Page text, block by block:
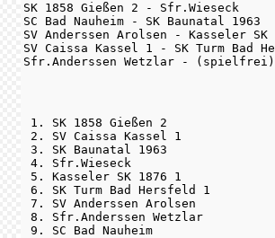
SK 1858 Gießen 2 -
SC Bad Nauheim - SK Baunatal
SV Anderssen Arolsen - Kasseler
SV Caissa Kassel 1 - SK Turm Bad
Sfr.Anderssen Wetzlar - (spielfrei)
1. SK 1858 Gießen 2
2. SV Caissa Kassel 1
3. SK Baunatal 1963
4. Sfr.Wieseck
5. Kasseler SK 1876 1
6. SK Turm Bad Hersfeld 1
7. SV Anderssen Arolsen
8. Sfr.Anderssen Wetzlar
9. SC Bad Nauheim